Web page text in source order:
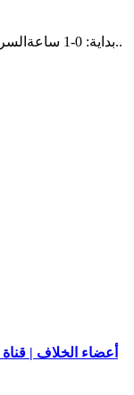
الارتباط:https://discord.com/channels/***/***بداية: 0-1 ساعةالسر..